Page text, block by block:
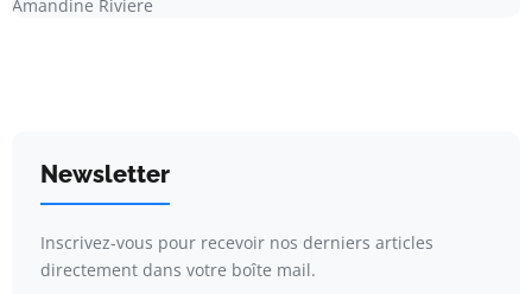
Amandine Riviere
Newsletter
Inscrivez-vous pour recevoir nos derniers articles
directement dans votre boîte mail.